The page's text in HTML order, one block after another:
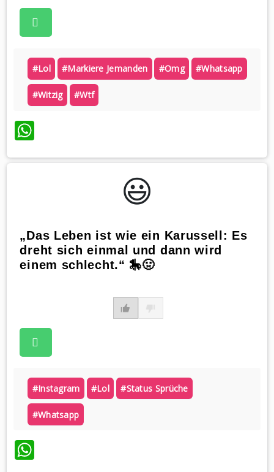
#lol #markiere Jemanden #omg #whatsapp
#witzig #wtf
WhatsApp
😃️
„Das Leben ist wie ein Karussell: Es
dreht sich einmal und dann wird
einem schlecht.“ 🎠🤢
#instagram #lol #status Sprüche
#whatsapp
WhatsApp